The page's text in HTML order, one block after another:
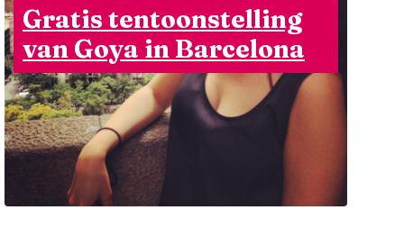
Gratis tentoonstelling
van Goya in Barcelona